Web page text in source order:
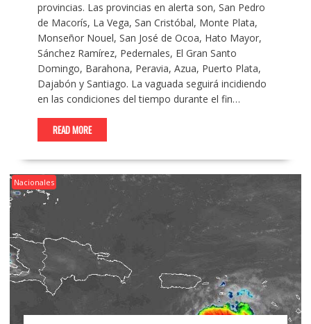
provincias. Las provincias en alerta son, San Pedro
de Macorís, La Vega, San Cristóbal, Monte Plata,
Monseñor Nouel, San José de Ocoa, Hato Mayor,
Sánchez Ramírez, Pedernales, El Gran Santo
Domingo, Barahona, Peravia, Azua, Puerto Plata,
Dajabón y Santiago. La vaguada seguirá incidiendo
en las condiciones del tiempo durante el fin…
READ MORE
Nacionales